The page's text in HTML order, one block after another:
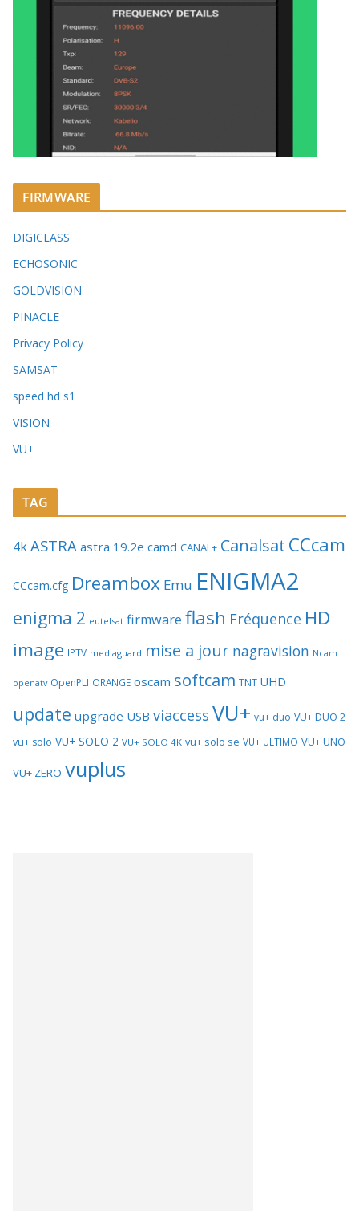
FIRMWARE
DIGICLASS
ECHOSONIC
GOLDVISION
PINACLE
Privacy Policy
SAMSAT
speed hd s1
VISION
VU+
TAG
4kASTRA astra 19.2e camd CANAL+ Canalsat CCcam
CCcam.cfg Dreambox Emu ENIGMA2
enigma 2 eutelsat firmware flash Fréquence HD
image IPTV mediaguard mise a jour nagravision Ncam
openatv OpenPLI ORANGE oscam softcam TNT UHD
update upgrade USB viaccess VU+ vu+ duo VU+ DUO 2
vu+ solo VU+ SOLO 2 VU+ SOLO 4K vu+ solo se VU+ ULTIMO VU+ UNO
VU+ ZERO vuplus